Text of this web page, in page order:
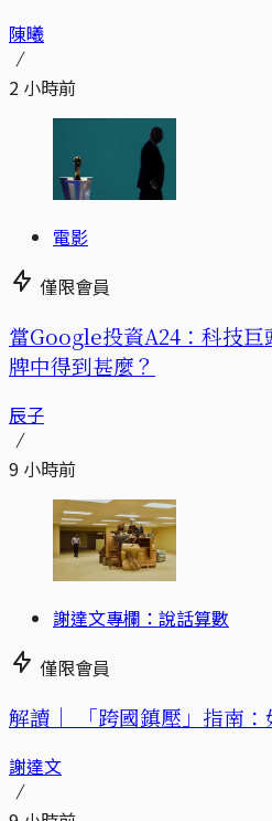
陳曦
2 小時前
電影
僅限會員
當Google投資A24：科技
牌中得到甚麼？
辰子
9 小時前
謝達文專欄：說話算數
僅限會員
解讀｜ 「跨國鎮壓」指南
謝達文